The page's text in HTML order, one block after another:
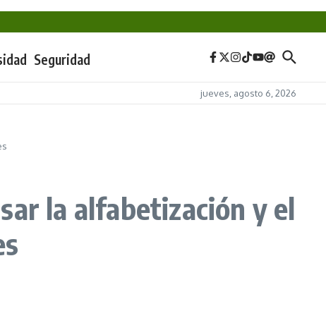
Seguridad
jueves, agosto 6, 2026
la alfabetización y el